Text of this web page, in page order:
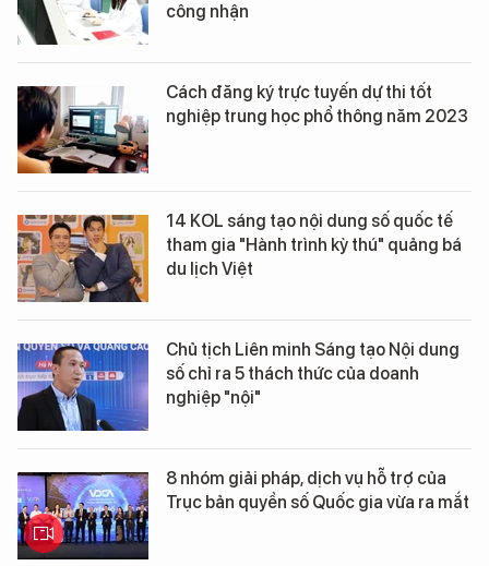
công nhận
Cách đăng ký trực tuyến dự thi tốt
nghiệp trung học phổ thông năm 2023
14 KOL sáng tạo nội dung số quốc tế
tham gia "Hành trình kỳ thú" quảng bá
du lịch Việt
Chủ tịch Liên minh Sáng tạo Nội dung
số chỉ ra 5 thách thức của doanh
nghiệp "nội"
8 nhóm giải pháp, dịch vụ hỗ trợ của
Trục bản quyền số Quốc gia vừa ra mắt